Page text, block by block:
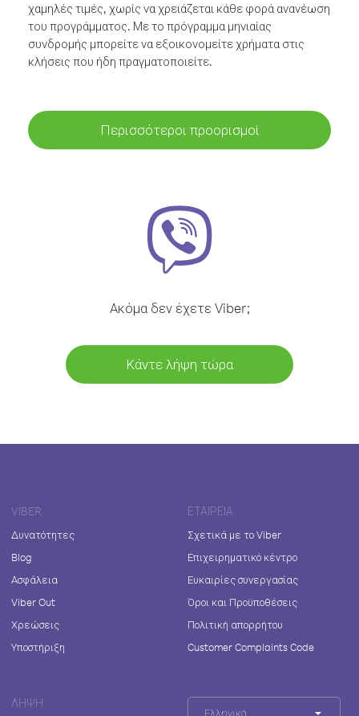
χαμηλές τιμές, χωρίς να χρειάζεται κάθε φορά ανανέωση
του προγράμματος. Με το πρόγραμμα μηνιαίας
συνδρομής μπορείτε να εξοικονομείτε χρήματα στις
κλήσεις που ήδη πραγματοποιείτε.
Περισσότεροι προορισμοί
Ακόμα δεν έχετε Viber;
Κάντε λήψη τώρα
VIBER
Δυνατότητες
Blog
Ασφάλεια
Viber Out
Χρεώσεις
Υποστήριξη
ΕΤΑΙΡΕΊΑ
Σχετικά με το Viber
Επιχειρηματικό κέντρο
Ευκαιρίες συνεργασίας
Όροι και Προϋποθέσεις
Πολιτική απορρήτου
Customer Complaints Code
ΛΉΨΗ
Ελληνικά